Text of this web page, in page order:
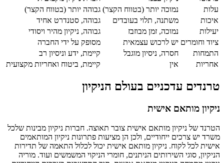
עלות
נמוכה יותר (בטווח הקצר) גבוהה יותר (בטווח הקצר)
איכות
משתנה, תלוי בעובדים
גבוהה, סטנדרט אחיד
יעילות
נמוכה, זמן מבוזבז
גבוהה, ניקיון מהיר ויסודי
ציוד וחומרים יש לרכוש עצמאית
מסופק על ידי החברה
התמחות
חסרה, ניסיון מוגבל
קיימת, ידע וניסיון רב
אחריות
אין קיימת, ביטוח ואחריות מקצועית
טרנדים עדכניים בעולם הניקיון
ניקיון מותאם אישית
הטרנד של ניקיון מותאם אישית צובר תאוצה. חברות ניקיון מבינות שלכל
משרד יש צרכים ייחודיים, ולכן הן מציעות פתרונות ניקיון המותאמים
אישית לכל לקוח. ניקיון מותאם אישית יכול לכלול התאמה של תדירות
הניקיון, סוגי השירותים הניתנים, חומרי הניקוי המשמשים ועוד. מוריה